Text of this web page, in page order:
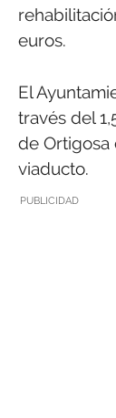
euros.
El
través del
de Ortigosa
viaducto.
PUBLICIDAD